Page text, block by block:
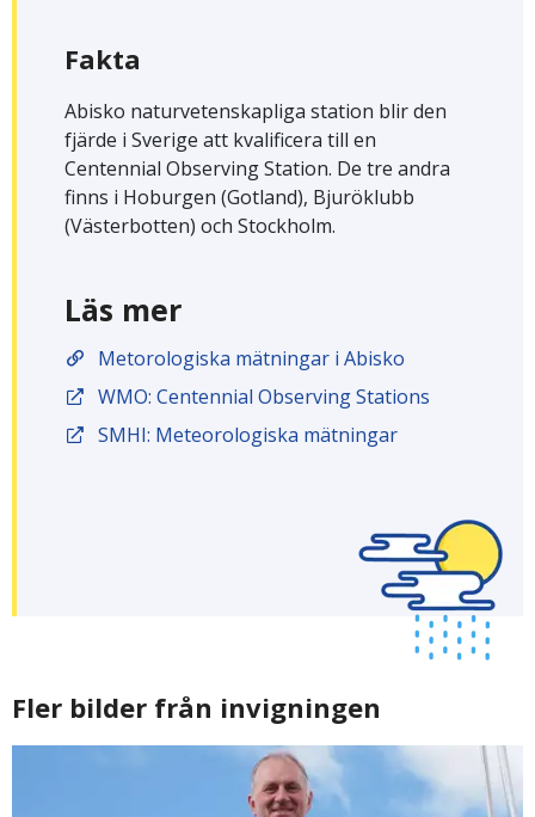
Fakta
Abisko naturvetenskapliga station blir den
fjärde i Sverige att kvalificera till en
Centennial Observing Station. De tre andra
finns i Hoburgen (Gotland), Bjuröklubb
(Västerbotten) och Stockholm.
Läs mer
Metorologiska mätningar i Abisko
WMO: Centennial Observing Stations
SMHI: Meteorologiska mätningar
Fler bilder från invigningen